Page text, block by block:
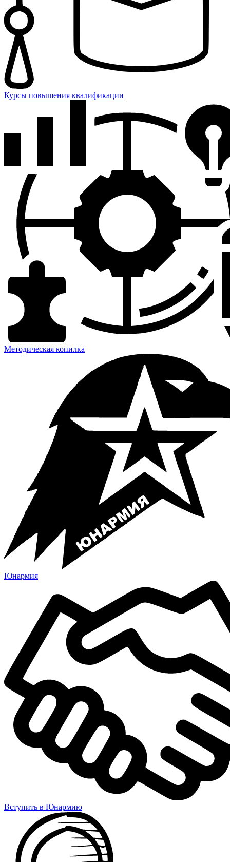
Курсы повышения квалификации
Методическая копилка
Юнармия
Вступить в Юнармию